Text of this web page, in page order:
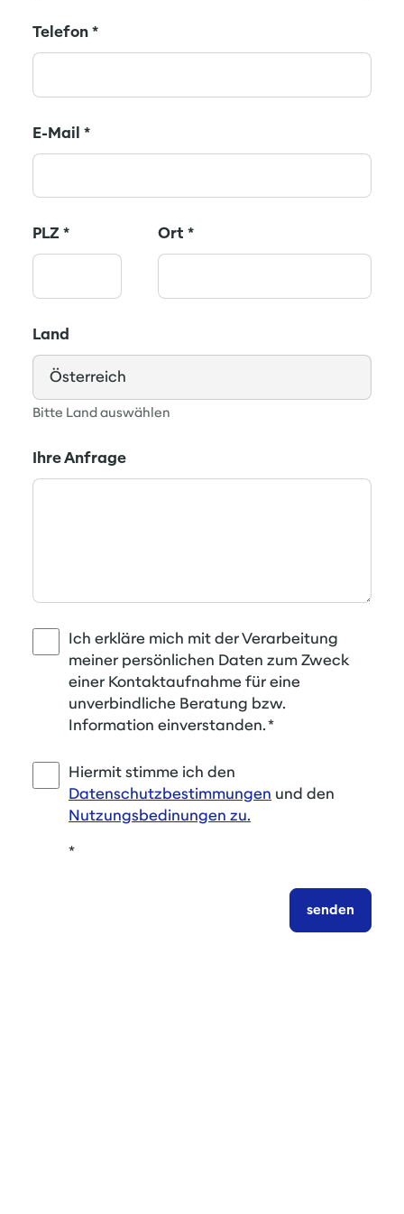
Telefon*
E-Mail *
PLZ * Ort *
Land
Bitte Land auswählen
Ihre Anfrage
Ich erkläre mich mit der Verarbeitung
meiner persönlichen Daten zum Zweck
einer Kontaktaufnahme für eine
unverbindliche Beratung bzw.
Information einverstanden.*
Hiermit stimme ich den
Datenschutzbestimmungen und den
Nutzungsbedinungen zu.
*
senden